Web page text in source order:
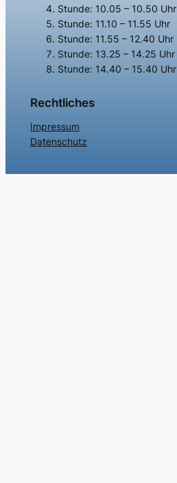
Stunde: 10.05 – 10.50 Uhr
Stunde: 11.10 – 11.55 Uhr
Stunde: 11.55 – 12.40 Uhr
Stunde: 13.25 – 14.25 Uhr
Stunde: 14.40 – 15.40 Uhr
Rechtliches
Impressum
Datenschutz